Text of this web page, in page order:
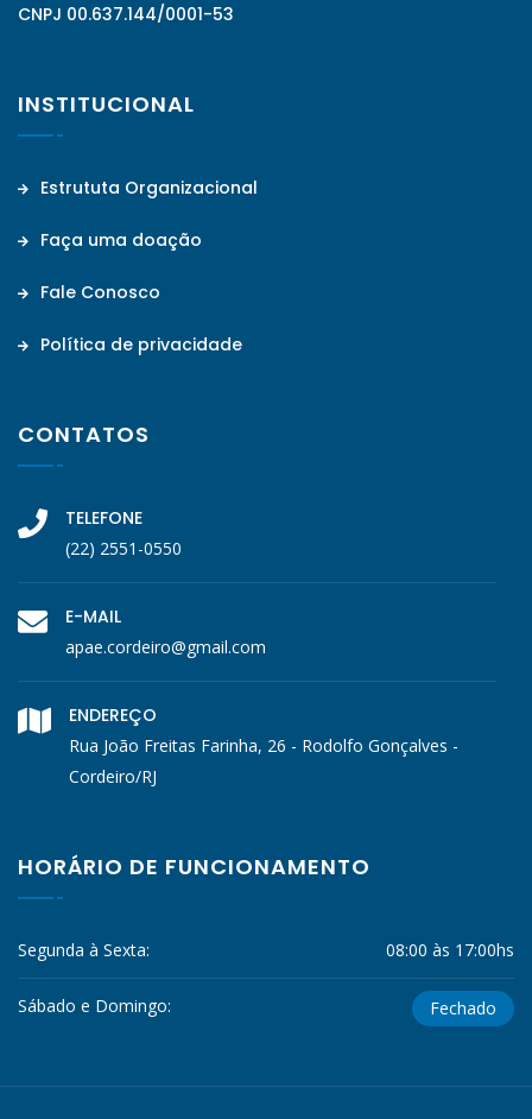
CNPJ 00.637.144/0001-53
INSTITUCIONAL
Estrututa Organizacional
Faça uma doação
Fale Conosco
Política de privacidade
CONTATOS
TELEFONE
(22) 2551-0550
E-MAIL
apae.cordeiro@gmail.com
ENDEREÇO
Rua João Freitas Farinha, 26 - Rodolfo Gonçalves -
Cordeiro/RJ
HORÁRIO DE FUNCIONAMENTO
Segunda à Sexta: 08:00 às 17:00hs
Sábado e Domingo: Fechado